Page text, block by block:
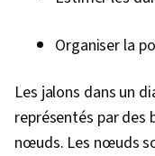
Organiser la
Les jalons dans un
représentés par des
nœuds. Les nœuds